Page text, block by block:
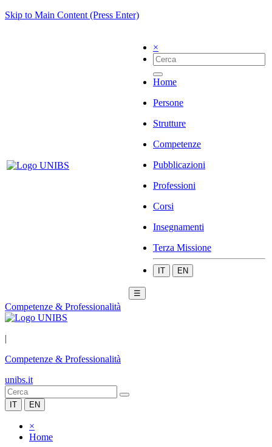
Skip to Main Content (Press Enter)
×
Home
Persone
Strutture
Competenze
Pubblicazioni
Professioni
Corsi
Insegnamenti
Terza Missione
IT EN
☰
Competenze & Professionalità
|
Competenze & Professionalità
unibs.it
IT EN
×
Home